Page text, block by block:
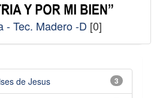
- Tec. Madero -D [0]
3
de Jesus